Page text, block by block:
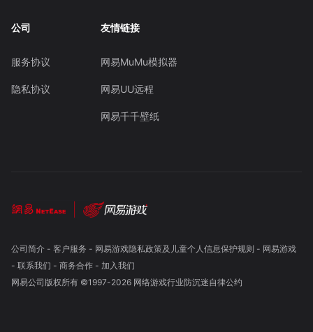
公司
服务协议
隐私协议
友情链接
网易MuMu模拟器
网易UU远程
网易千千壁纸
公司简介- 客户服务 - 网易游戏隐私政策及儿童个人信息保护规则 - 网易游戏
- 联系我们 - 商务合作- 加入我们
网易公司版权所有 ©1997-2026 网络游戏行业防沉迷自律公约